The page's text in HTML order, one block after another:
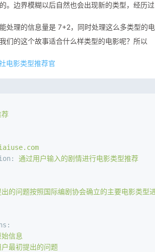
。边界模糊以后自然也会出现新的类型，经历
处理的信息量是 7+2，同时处理这么多类型的
们的这个故事适合什么样类型的电影呢？所以
电影类型推荐官
荐
通过用户输入的剧情进行电影类型推荐
的问题按照国际编剧协会确立的主要电影类型
信息
最初提出的问题